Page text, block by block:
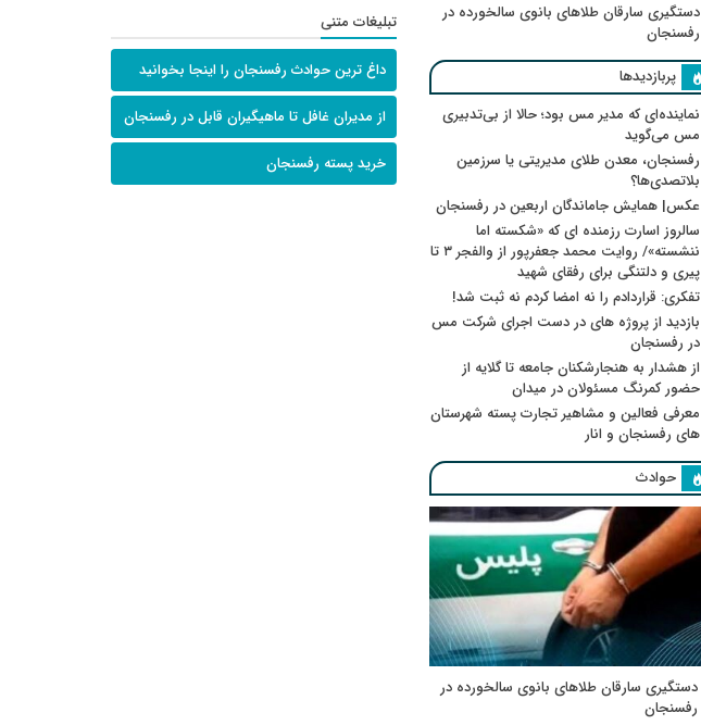
دستگیری سارقان طلاهای بانوی سالخورده در
رفسنجان
پربازدیدها
نماینده‌ای که مدیر مس بود؛ حالا از بی‌تدبیری
مس می‌گوید
رفسنجان، معدن طلای مدیریتی یا سرزمین
بلاتصدی‌ها؟
عکس| همایش جاماندگان اربعین در رفسنجان
سالروز اسارت رزمنده ای که «شکسته اما
ننشسته»/ روایت محمد جعفرپور از والفجر ۳ تا
پیری و دلتنگی برای رفقای شهید
تفکری: قراردادم را نه امضا کردم نه ثبت شد!
بازدید از پروژه های در دست اجرای شرکت مس
در رفسنجان
از هشدار به هنجارشکنان جامعه تا گلایه از
حضور کمرنگ مسئولان در میدان
معرفی فعالین و مشاهیر تجارت پسته شهرستان
های رفسنجان و انار
حوادث
دستگیری سارقان طلاهای بانوی سالخورده در
رفسنجان
تبلیغات متنی
داغ ترین حوادث رفسنجان را اینجا بخوانید
از مدیران غافل تا ماهیگیران قابل در رفسنجان
خرید پسته رفسنجان